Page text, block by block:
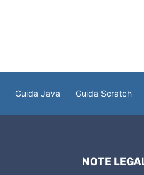
Guida Java Guida Scratch
NOTE